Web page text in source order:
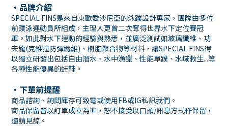
・品牌介紹
SPECIAL FINS是來自東歐愛沙尼亞的泳蹼設計專家，團隊由多位
前蹼泳運動員所組成，主理人更曾二次奪得世界水下定位賽冠
軍。如此對水下運動的經驗與熟悉，並廣泛測試如玻璃纖維、功
夫龍(克維拉防彈纖維)、樹脂聚合物等材料，讓SPECIAL FINS得
以獨立研發出包括自由潛水、水中漁獵、性能單蹼、水域救生...等
各種性能優異的蛙鞋。
・下單前提醒
商品諮詢、詢問庫存可致電或使用FB或IG私訊我們。
商品保留皆以訂單成立為準，恕不接受以口頭/訊息方式作保留，
還請見諒。